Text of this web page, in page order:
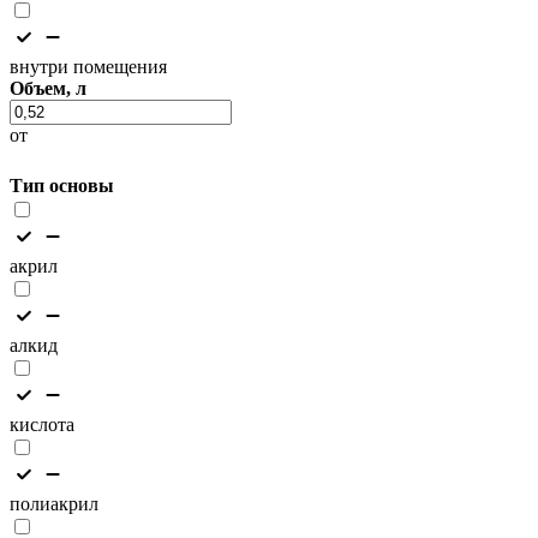
внутри помещения
Объем, л
от
Тип основы
акрил
алкид
кислота
полиакрил